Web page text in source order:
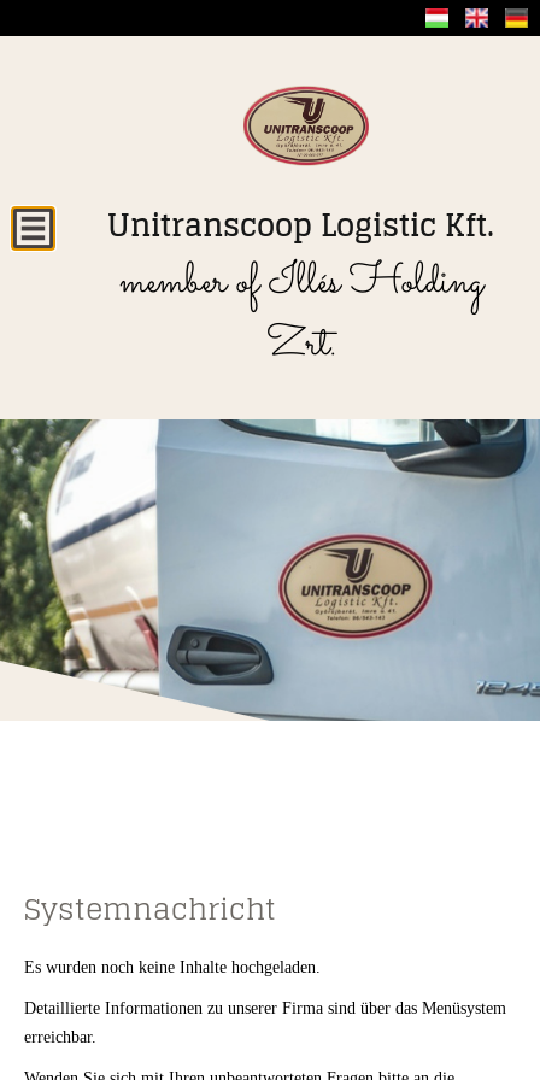
Unitranscoop Logistic Kft.
member of Illés Holding
Zrt.
Systemnachricht
Es wurden noch keine Inhalte hochgeladen.
Detaillierte Informationen zu unserer Firma sind über das Menüsystem
erreichbar.